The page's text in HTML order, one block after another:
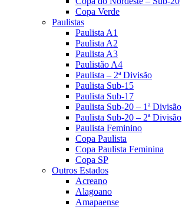
Copa Verde
Paulistas
Paulista A1
Paulista A2
Paulista A3
Paulistão A4
Paulista – 2ª Divisão
Paulista Sub-15
Paulista Sub-17
Paulista Sub-20 – 1ª Divisão
Paulista Sub-20 – 2ª Divisão
Paulista Feminino
Copa Paulista
Copa Paulista Feminina
Copa SP
Outros Estados
Acreano
Alagoano
Amapaense